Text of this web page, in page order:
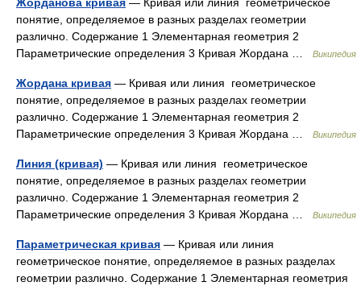
понятие, определяемое в разных разделах геометрии
различно. Содержание 1 Элементарная геометрия 2
Параметрические определения 3 Кривая Жордана …
Википедия
Жордана кривая — Кривая или линия геометрическое
понятие, определяемое в разных разделах геометрии
различно. Содержание 1 Элементарная геометрия 2
Параметрические определения 3 Кривая Жордана …
Википедия
Линия (кривая) — Кривая или линия геометрическое
понятие, определяемое в разных разделах геометрии
различно. Содержание 1 Элементарная геометрия 2
Параметрические определения 3 Кривая Жордана …
Википедия
Параметрическая кривая — Кривая или линия
геометрическое понятие, определяемое в разных разделах
геометрии различно. Содержание 1 Элементарная геометрия